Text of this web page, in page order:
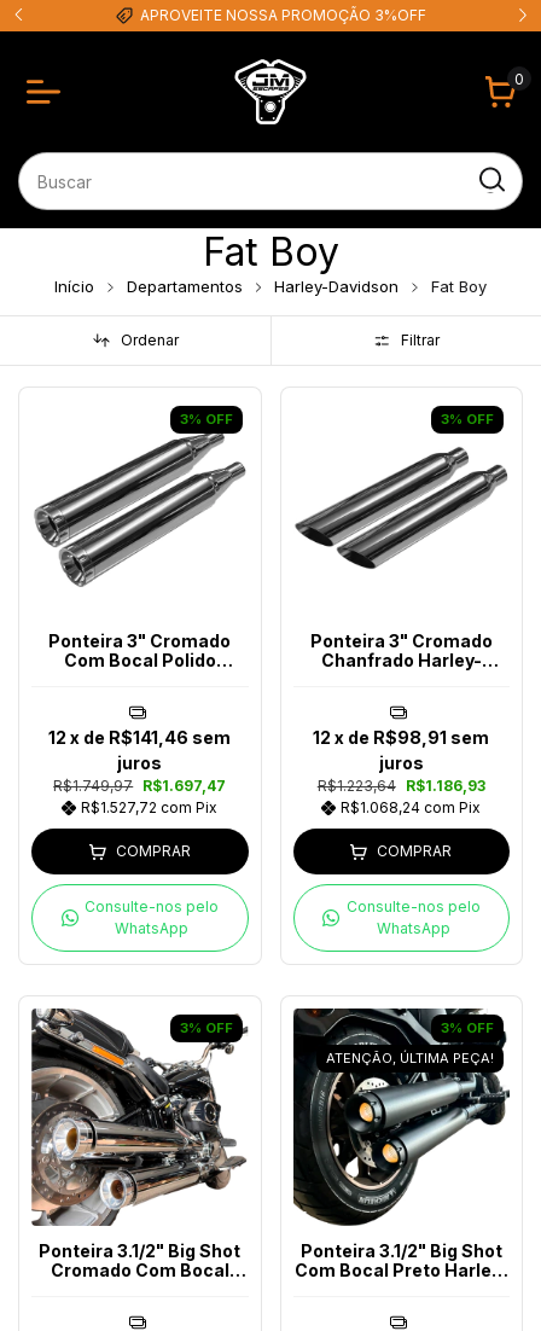
EM ATÉ 12X SEM JUROS
0
Fat Boy
Início Departamentos Harley-Davidson Fat Boy
Ordenar Filtrar
3% OFF
Ponteira 3" Cromado
Com Bocal Polido
R$1.749,97 R$1.697,47
R$1.527,72com Pix
12 x de R$141,46 sem
juros
COMPRAR
Consulte-nos pelo
WhatsApp
3% OFF
Ponteira 3" Cromado
Chanfrado Harley-
R$1.223,64
R$1.186,93
R$1.068,24com Pix
12 x de R$98,91 sem
juros
COMPRAR
Consulte-nos pelo
WhatsApp
3% OFF
Ponteira 3.1/2" Big Shot
Cromado Com Bocal
3% OFF
ATENÇÃO, ÚLTIMA PEÇA!
Ponteira 3.1/2" Big Shot
Com Bocal Preto Harley-